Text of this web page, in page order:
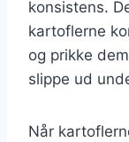
konsistens.
kartoflerne
og prikke
slippe ud
Når